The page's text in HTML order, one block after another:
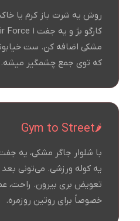
روش یه شرت باز کرم یا
که توی جمع چشمگیر میشه.
Gym to Street
یه کوله ورزشی. می‌تونی بعد
تعویض بری بیرون. راحت،
خصوصاً برای روتین روزمره.